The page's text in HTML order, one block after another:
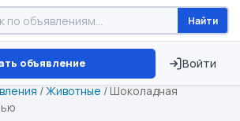
Найти
объявление Войти
Брест ⏱ ТОЛЬКО 15 ДНЕЙ
/Животные / Шоколадная